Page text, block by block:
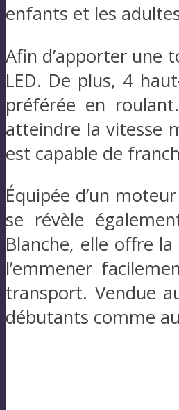
enfants et les
Afin d’apporter une
LED. De plus, 4
préférée en
atteindre la vitesse
est capable de
Équipée d’un
se révèle
Blanche, elle offre
l’emmener
transport. Vendue
débutants comme